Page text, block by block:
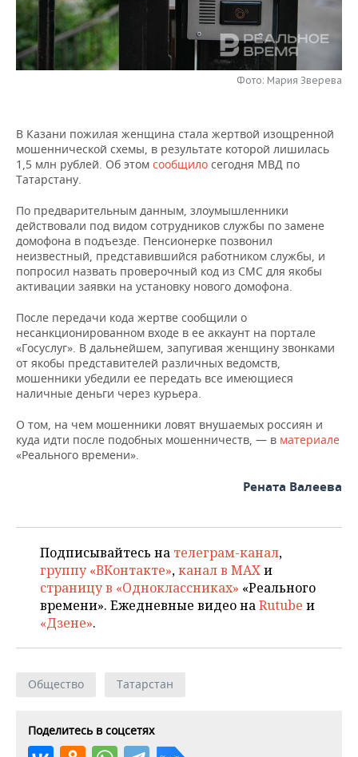
НЕФТЕХИМИЯ
НЕФТЬ
РОЗНИЧНАЯ ТОРГОВЛЯ
ТРАНСПОРТ
НОВОСТИ ТЕХНОЛОГИЙ
IT
ТЕЛЕКОММУНИКАЦИИ
МЕРОПРИЯТИЯ
НОВОСТИ МЕРОПРИЯТИЙ
БИЗНЕС-БРАНЧИ
ONLINE-КОНФЕРЕНЦИИ
ОТКРЫТАЯ ЛЕКЦИЯ
СПОРТ
ФУТБОЛ
ХОККЕЙ
БАСКЕТБОЛ
ВОЛЕЙБОЛ
КИБЕРСПОРТ
ФИГУРНОЕ КАТАНИЕ
ВОДНЫЕ ВИДЫ СПОРТА
ХОККЕЙ С МЯЧОМ
НОВОСТИ ОБЩЕСТВА
ВЛАСТЬ
ИНФРАСТРУКТУРА
ИСТОРИЯ
КУЛЬТУРА
МЕДИЦИНА
ОБРАЗОВАНИЕ
ПРОИСШЕСТВИЯ
ФОТОГАЛЕРЕЯ
СЮЖЕТЫ
СПРАВОЧНИК
СПИСОК ПЕРСОН
СПИСОК КОМПАНИЙ
ПОЛНАЯ ВЕРСИЯ
Фото: Мария Зверева
В Казани пожилая женщина стала жертвой изощренной
мошеннической схемы, в результате которой лишилась
1,5 млн рублей. Об этом сообщило сегодня МВД по
Татарстану.
По предварительным данным, злоумышленники
действовали под видом сотрудников службы по замене
домофона в подъезде. Пенсионерке позвонил
неизвестный, представившийся работником службы, и
попросил назвать проверочный код из СМС для якобы
активации заявки на установку нового домофона.
После передачи кода жертве сообщили о
несанкционированном входе в ее аккаунт на портале
«Госуслуг». В дальнейшем, запугивая женщину звонками
от якобы представителей различных ведомств,
мошенники убедили ее передать все имеющиеся
наличные деньги через курьера.
О том, на чем мошенники ловят внушаемых россиян и
куда идти после подобных мошенничеств, — в материале
«Реального времени».
Рената Валеева
Подписывайтесь на телеграм-канал,
группу «ВКонтакте»,канал в MAXи
страницу в «Одноклассниках» «Реального
времени». Ежедневные видео наRutube и
«Дзене».
Общество Татарстан
Поделитесь в соцсетях